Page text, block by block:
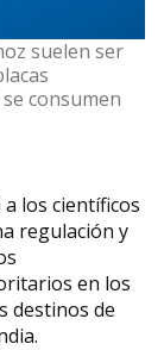
suelen ser
consumen
los científicos
regulación y
en los
destinos de